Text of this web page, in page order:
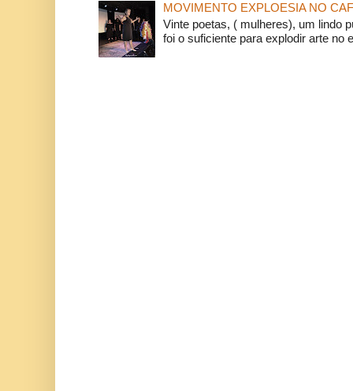
MOVIMENTO EXPLOESIA NO
Vinte poetas, ( mulheres), um lindo
foi o suficiente para explodir arte no